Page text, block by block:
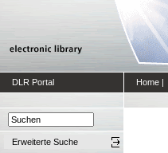
DLR Portal Home |
Erweiterte Suche